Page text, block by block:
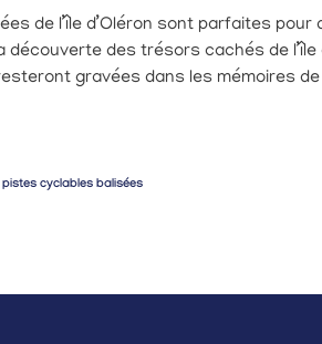
de l’île d’Oléron sont parfaites
découverte des trésors cachés de
gravées dans les mémoires
pistes cyclables balisées